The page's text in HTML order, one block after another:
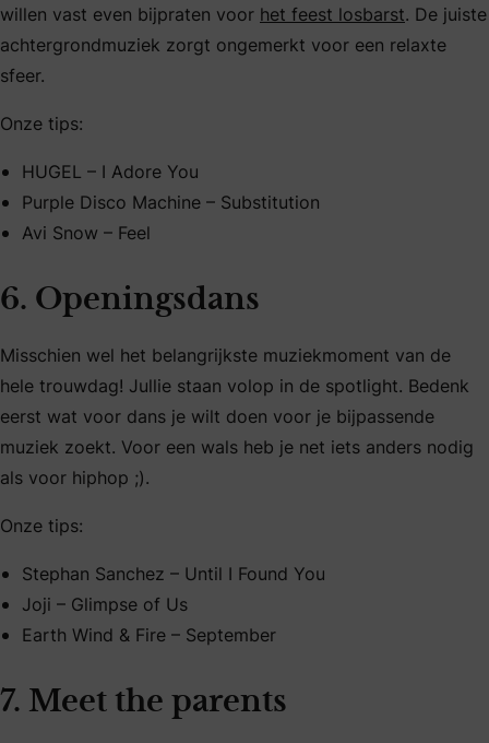
willen vast even bijpraten voor het feest losbarst. De juiste
achtergrondmuziek zorgt ongemerkt voor een relaxte
sfeer.
Onze tips:
HUGEL – I Adore You
Purple Disco Machine – Substitution
Avi Snow – Feel
6. Openingsdans
Misschien wel het belangrijkste muziekmoment van de
hele trouwdag! Jullie staan volop in de spotlight. Bedenk
eerst wat voor dans je wilt doen voor je bijpassende
muziek zoekt. Voor een wals heb je net iets anders nodig
als voor hiphop ;).
Onze tips:
Stephan Sanchez – Until I Found You
Joji – Glimpse of Us
Earth Wind & Fire – September
7. Meet the parents